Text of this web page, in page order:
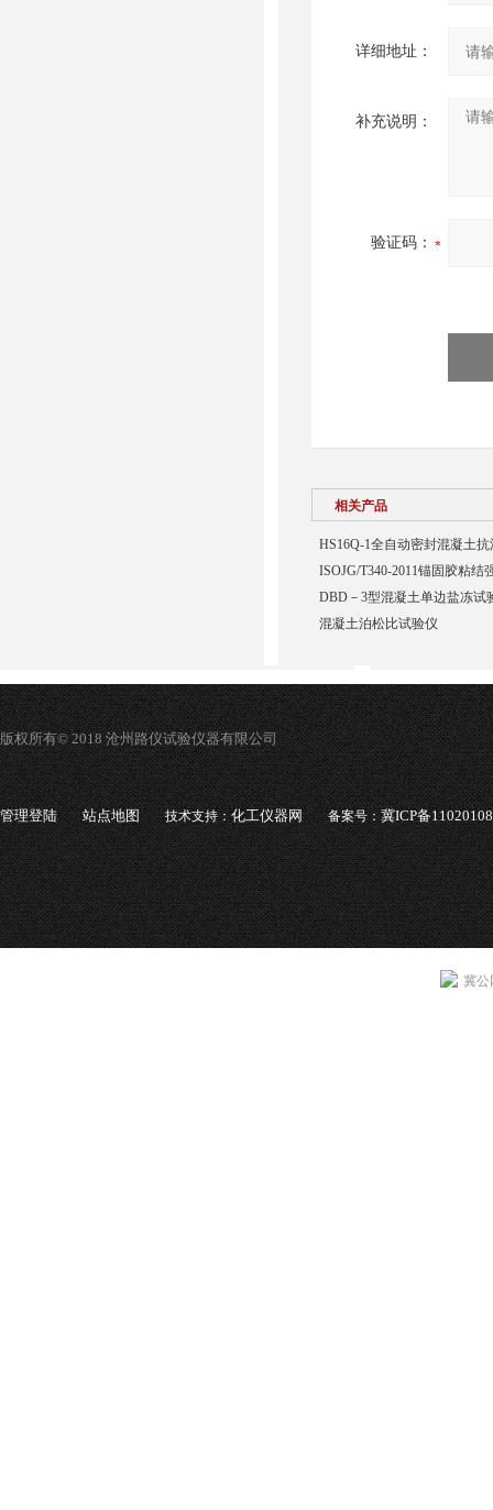
详细地址：
补充说明：
验证码：
相关产品
HS16Q-1全自动密封混凝土抗
ISOJG/T340-2011锚固胶粘结
DBD－3型混凝土单边盐冻试
混凝土泊松比试验仪
版权所有© 2018 沧州路仪试验仪器有限公司
管理登陆 站点地图 技术支持：化工仪器网 备案号：冀ICP备
冀公